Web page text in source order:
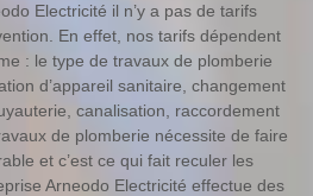
Electricité il n’y a pas de tarifs
En effet, nos tarifs dépendent
: le type de travaux de plomberie
d’appareil sanitaire, changement
canalisation, raccordement
de plomberie nécessite de faire
et c’est ce qui fait reculer les
Arneodo Electricité effectue des